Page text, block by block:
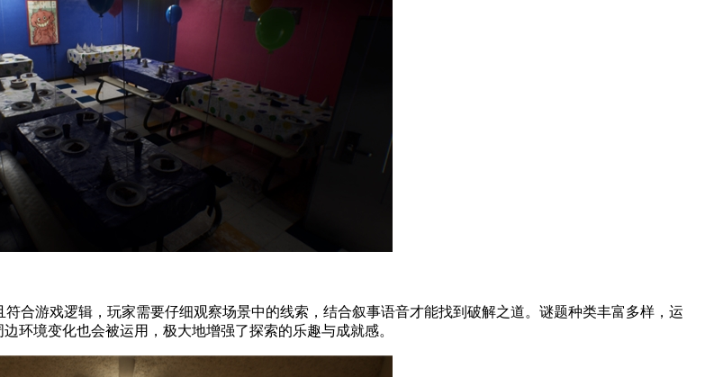
合游戏逻辑，玩家需要仔细观察场景中的线索，结合叙事语音才能找到破解之道。谜题种类丰富多样，运
环境变化也会被运用，极大地增强了探索的乐趣与成就感。